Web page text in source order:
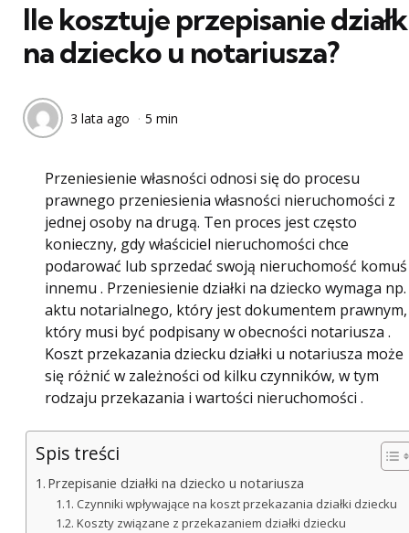
Ile kosztuje przepisanie
na dziecko u notariusza?
3 lata ago 5 min
Przeniesienie własności odnosi się do procesu
prawnego przeniesienia własności nieruchomości z
jednej osoby na drugą. Ten proces jest często
konieczny, gdy właściciel nieruchomości chce
podarować lub sprzedać swoją nieruchomość komuś
innemu . Przeniesienie działki na dziecko wymaga np.
aktu notarialnego, który jest dokumentem prawnym,
który musi być podpisany w obecności notariusza .
Koszt przekazania dziecku działki u notariusza może
się różnić w zależności od kilku czynników, w tym
rodzaju przekazania i wartości nieruchomości .
Spis treści
Przepisanie działki na dziecko u notariusza
Czynniki wpływające na koszt przekazania działki dziecku
Koszty związane z przekazaniem działki dziecku